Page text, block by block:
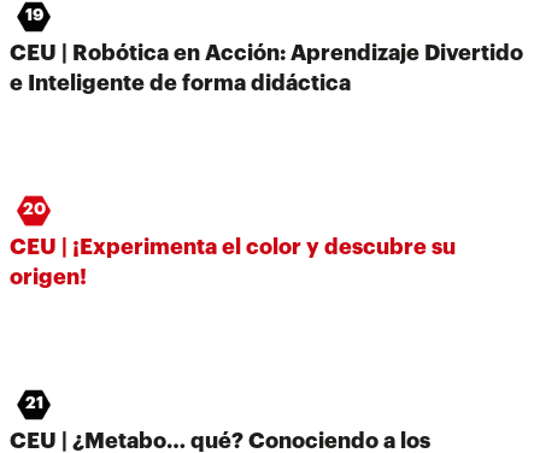
19
CEU | Robótica en Acción: Aprendizaje Divertido
e Inteligente de forma didáctica
20
CEU | ¡Experimenta el color y descubre su
origen!
21
CEU | ¿Metabo… qué? Conociendo a los